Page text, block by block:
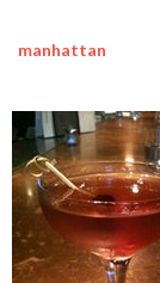
manhattan